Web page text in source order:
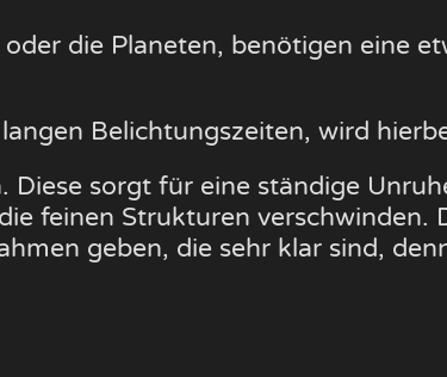
die Planeten, benötigen eine
Belichtungszeiten, wird
sorgt für eine ständige
feinen Strukturen verschwinden.
geben, die sehr klar sind,